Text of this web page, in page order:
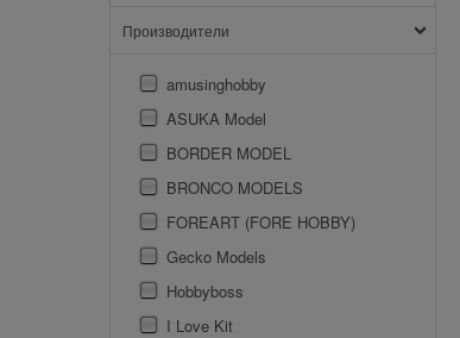
Производители
amusinghobby
ASUKA Model
BORDER MODEL
BRONCO MODELS
FOREART (FORE HOBBY)
Gecko Models
Hobbyboss
I Love Kit